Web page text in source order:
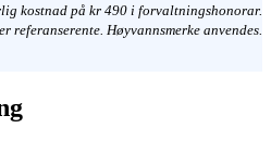
kostnad på kr 490 i forvaltningshonorar.
referanserente. Høyvannsmerke anvendes.